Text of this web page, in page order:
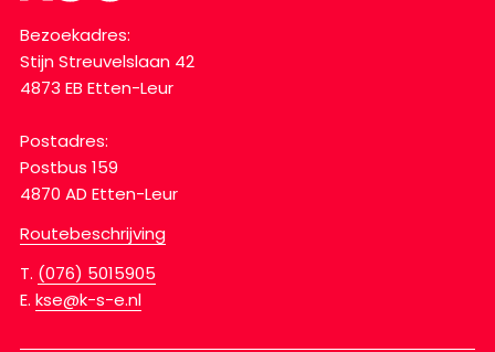
Bezoekadres:
Stijn Streuvelslaan 42
4873 EB Etten-Leur
Postadres:
Postbus 159
4870 AD Etten-Leur
Routebeschrijving
T. (076) 5015905
E. kse@k-s-e.nl